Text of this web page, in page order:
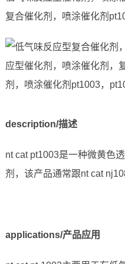
复合催化剂，喷涂催化剂
description/描述
nt cat pt1003是一种微黄色
剂，该产品通常跟nt cat
applications/产品应用